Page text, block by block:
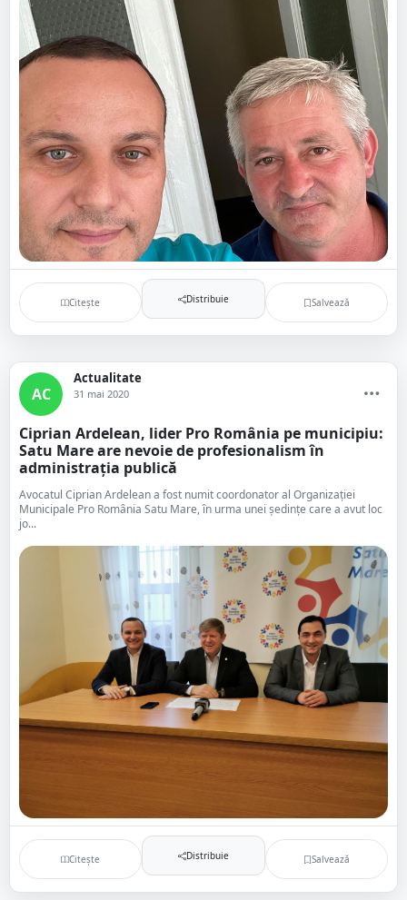
Citește Distribuie Salvează
AC
Actualitate
31 mai 2020
Ciprian Ardelean, lider Pro România pe municipiu:
Satu Mare are nevoie de profesionalism în
administraţia publică
Avocatul Ciprian Ardelean a fost numit coordonator al Organizației
Municipale Pro România Satu Mare, în urma unei ședințe care a avut loc
jo...
Citește Distribuie Salvează